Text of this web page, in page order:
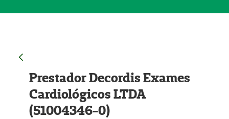
Prestador Decordis Exames
Cardiológicos LTDA
(51004346-0)